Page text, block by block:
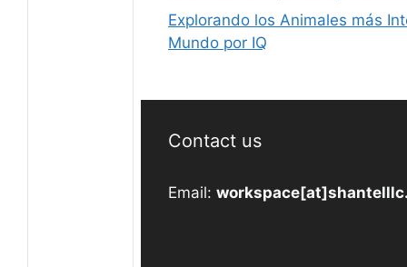
Explorando los Animales más
Mundo por IQ
Contact us
Email: